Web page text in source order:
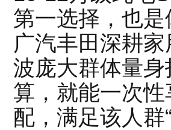
第一选择，也
广汽丰田深耕
波庞大群体量身
算，就能一次
配，满足该人群